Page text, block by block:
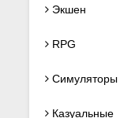
Экшен
RPG
Симуляторы
Казуальные